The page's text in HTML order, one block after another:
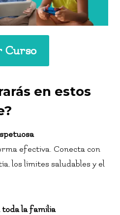
Curso
en estos
efectiva. Conecta con
los límites saludables y el
toda la familia